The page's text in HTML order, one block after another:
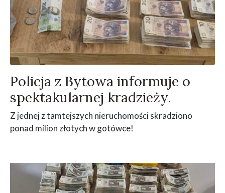
Policja z Bytowa informuje o
spektakularnej kradzieży.
Z jednej z tamtejszych nieruchomości skradziono
ponad milion złotych w gotówce!